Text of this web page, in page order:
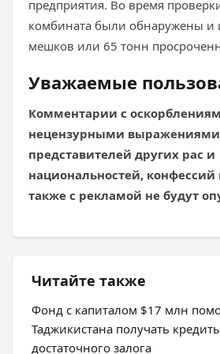
предприятия. Во время
комбината были обнаружены и
мешков или 65 тонн
Уважаемые
Комментарии с
нецензурными
представителей других рас и
национальностей, конфессий
также с рекламой не будут
Читайте также
Фонд с капиталом $17 млн
Таджикистана получать
достаточного залога